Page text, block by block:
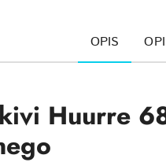
OPIS
Huurre